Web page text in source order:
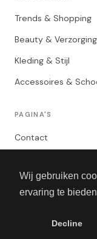
Wij gebruiken
ervaring te
Decline
Trends & Shopping
Beauty & Verzorging
Kleding & Stijl
Accessoires &
PAGINA'S
Contact
Algemene
Adverteren